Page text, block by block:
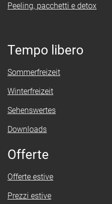
Peeling, pacchetti e detox
Tempo libero
Sommerfreizeit
Winterfreizeit
Sehenswertes
Downloads
Offerte
Offerte estive
Prezzi estive